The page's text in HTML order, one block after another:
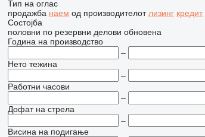
Тип на оглас
продажба наем од производителот лизинг кредит
Состојба
половни по резервни делови обновена
Година на производство
–
Нето тежина
–
Работни часови
–
Дофат на стрела
–
Висина на подигање